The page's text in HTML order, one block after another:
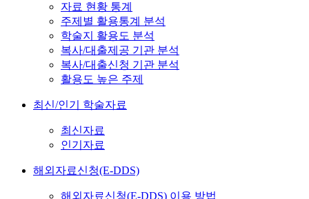
자료 현황 통계
주제별 활용통계 분석
학술지 활용도 분석
복사/대출제공 기관 분석
복사/대출신청 기관 분석
활용도 높은 주제
최신/인기 학술자료
최신자료
인기자료
해외자료신청(E-DDS)
해외자료신청(E-DDS) 이용 방법